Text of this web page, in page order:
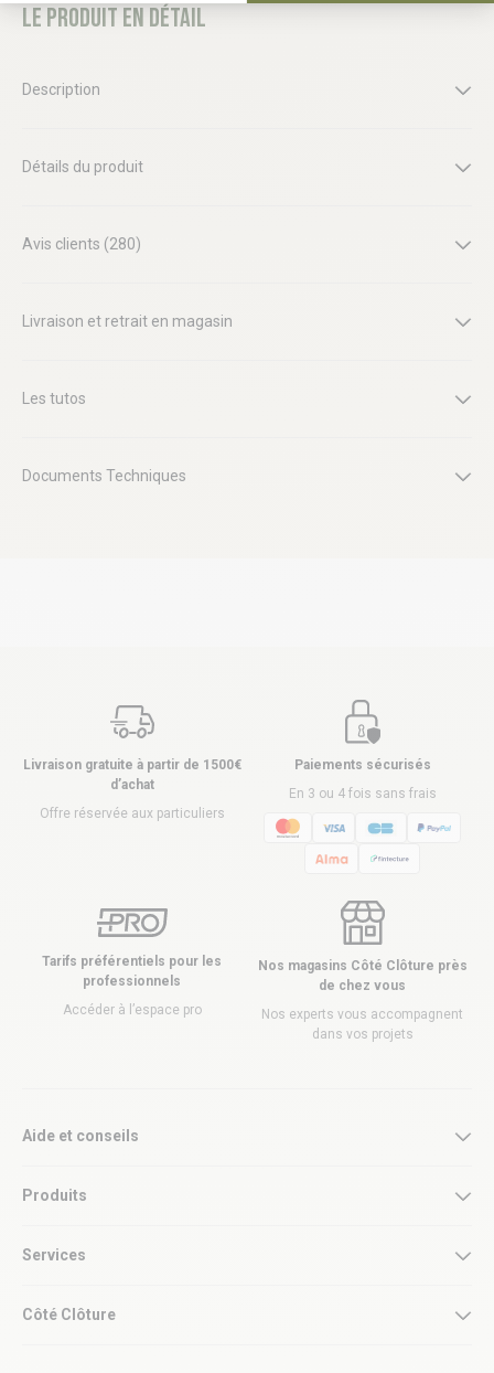
Le produit en détail
Description
Détails du produit
Avis clients (280)
Livraison et retrait en magasin
Les tutos
Documents Techniques
Livraison gratuite à partir de 1500€
d’achat
Offre réservée aux particuliers
Paiements sécurisés
En 3 ou 4 fois sans frais
Tarifs préférentiels pour les
professionnels
Accéder à l’espace pro
Nos magasins Côté Clôture près
de chez vous
Nos experts vous accompagnent
dans vos projets
Aide et conseils
Produits
Services
Côté Clôture